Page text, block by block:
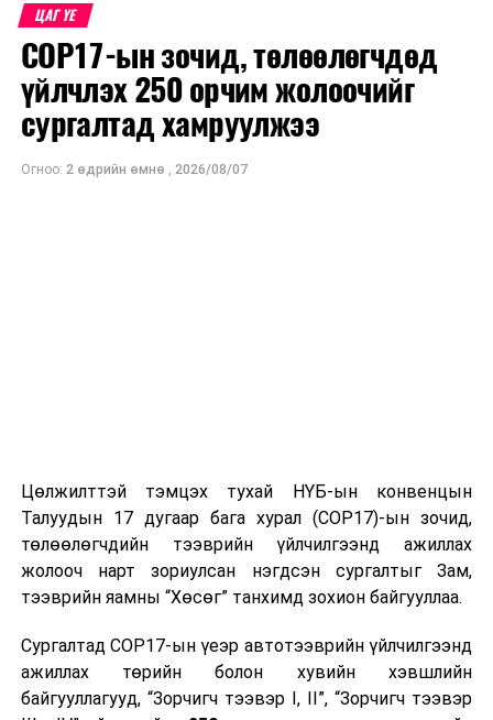
Төрөөс иргэн, ААН-д үзүүлж буй үйлчилгээний чанар,
хүртээмжийг нэмэгдүүлнэ
ЦАГ ҮЕ
COP17-ын зочид, төлөөлөгчдөд
үйлчлэх 250 орчим жолоочийг
сургалтад хамруулжээ
Огноо: 2 өдрийн өмнө , 2026/08/07
Цөлжилттэй тэмцэх тухай НҮБ-ын конвенцын
Талуудын 17 дугаар бага хурал (COP17)-ын зочид,
төлөөлөгчдийн тээврийн үйлчилгээнд ажиллах
жолооч нарт зориулсан нэгдсэн сургалтыг Зам,
тээврийн яамны “Хөсөг” танхимд зохион байгууллаа.
Сургалтад COP17-ын үеэр автотээврийн үйлчилгээнд
ажиллах төрийн болон хувийн хэвшлийн
байгууллагууд, “Зорчигч тээвэр I, II”, “Зорчигч тээвэр